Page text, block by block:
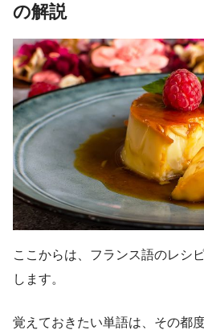
の解説
ここからは、フランス語のレシ
します。
覚えておきたい単語は、その都